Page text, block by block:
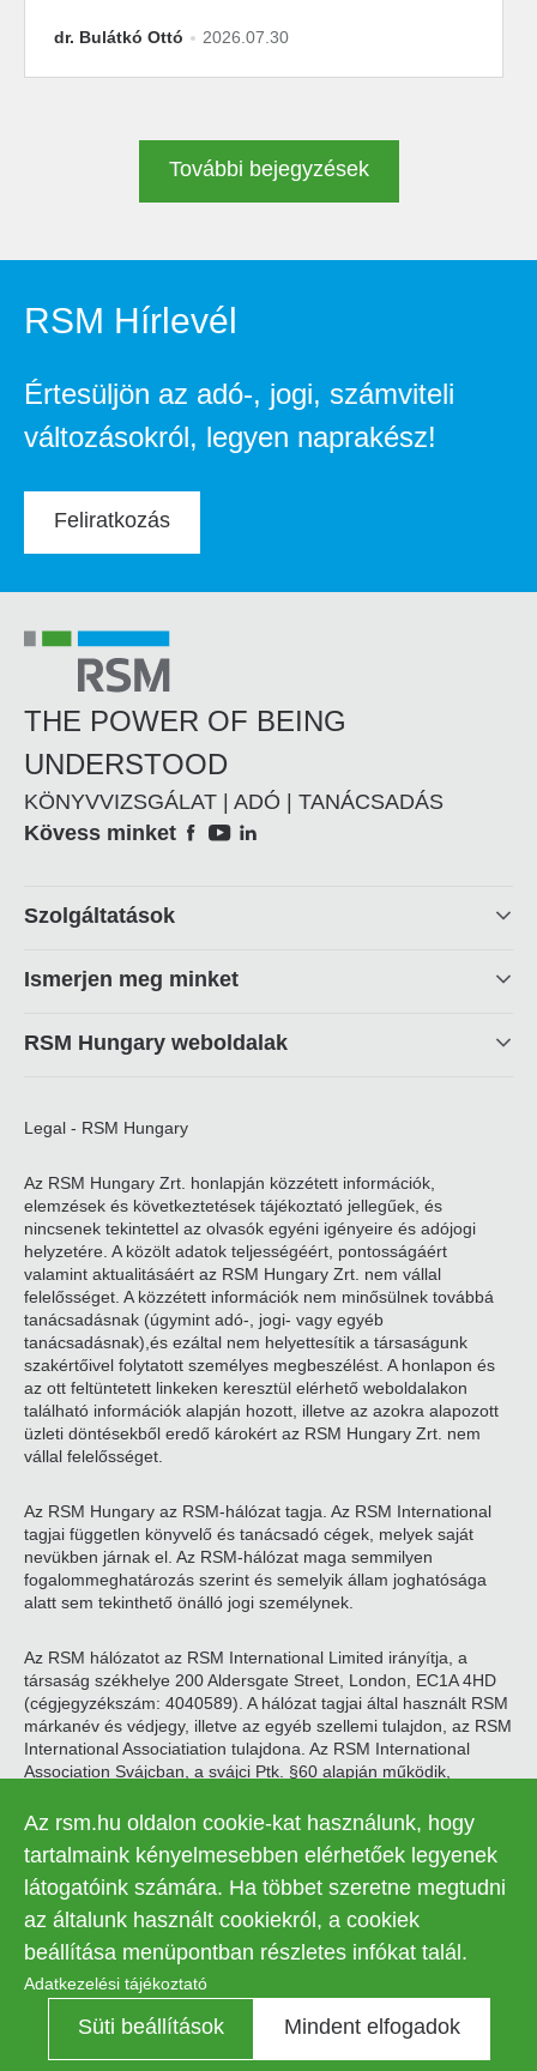
dr. Bulátkó Ottó 2026.07.30
További bejegyzések
RSM Hírlevél
Értesüljön az adó-, jogi, számviteli
változásokról, legyen naprakész!
Feliratkozás
THE POWER OF BEING
UNDERSTOOD
KÖNYVVIZSGÁLAT | ADÓ | TANÁCSADÁS
Social
Kövess minket
Footer
Szolgáltatások
Ismerjen meg minket
RSM Hungary weboldalak
Legal - RSM Hungary
Az RSM Hungary Zrt. honlapján közzétett információk,
elemzések és következtetések tájékoztató jellegűek, és
nincsenek tekintettel az olvasók egyéni igényeire és adójogi
helyzetére. A közölt adatok teljességéért, pontosságáért
valamint aktualitásáért az RSM Hungary Zrt. nem vállal
felelősséget. A közzétett információk nem minősülnek továbbá
tanácsadásnak (úgymint adó-, jogi- vagy egyéb
tanácsadásnak),és ezáltal nem helyettesítik a társaságunk
szakértőivel folytatott személyes megbeszélést. A honlapon és
az ott feltüntetett linkeken keresztül elérhető weboldalakon
található információk alapján hozott, illetve az azokra alapozott
üzleti döntésekből eredő károkért az RSM Hungary Zrt. nem
vállal felelősséget.
Az RSM Hungary az RSM-hálózat tagja. Az RSM International
tagjai független könyvelő és tanácsadó cégek, melyek saját
nevükben járnak el. Az RSM-hálózat maga semmilyen
fogalommeghatározás szerint és semelyik állam joghatósága
alatt sem tekinthető önálló jogi személynek.
Az RSM hálózatot az RSM International Limited irányítja, a
társaság székhelye 200 Aldersgate Street, London, EC1A 4HD
(cégjegyzékszám: 4040589). A hálózat tagjai által használt RSM
márkanév és védjegy, illetve az egyéb szellemi tulajdon, az RSM
International Associatiation tulajdona. Az RSM International
Association Svájcban, a svájci Ptk. §60 alapján működik,
© 2026 RSM Hungary Zrt. | Minden jog fenntartva
Legal
menu
Adatkezelési tájékoztató
Kapcsolat
Süti beállítások
Az rsm.hu oldalon cookie-kat használunk, hogy
tartalmaink kényelmesebben elérhetőek legyenek
látogatóink számára. Ha többet szeretne megtudni
az általunk használt cookiekról, a cookiek
beállítása menüpontban részletes infókat talál.
Adatkezelési tájékoztató
Süti beállítások Mindent elfogadok
Kontraszt KI